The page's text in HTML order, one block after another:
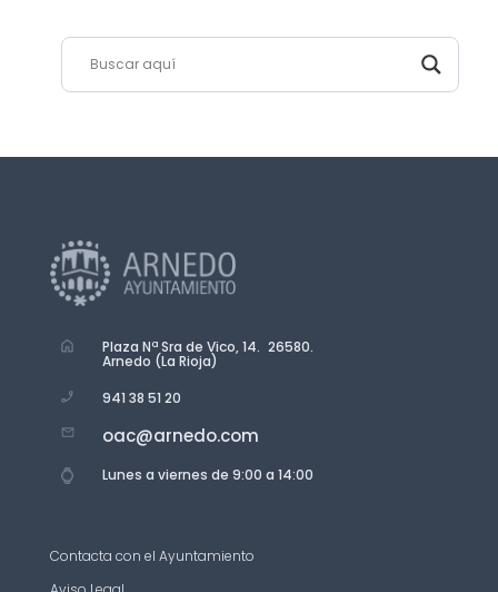
Plaza Nª Sra de Vico, 14. 26580.
Arnedo (La Rioja)
941 38 51 20
oac@arnedo.com
Lunes a viernes de 9:00 a 14:00
Contacta con el Ayuntamiento